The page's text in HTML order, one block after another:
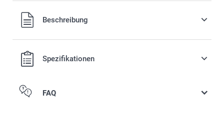
Alle Preise verstehen sich in Schweizer Franken (CHF) inkl.
MwSt. und zzgl. Versandkosten.
Beschreibung
Spezifikationen
FAQ